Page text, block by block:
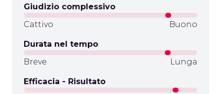
Giudizio complessivo
Cattivo
Buono
Durata nel tempo
Breve
Lunga
Efficacia - Risultato